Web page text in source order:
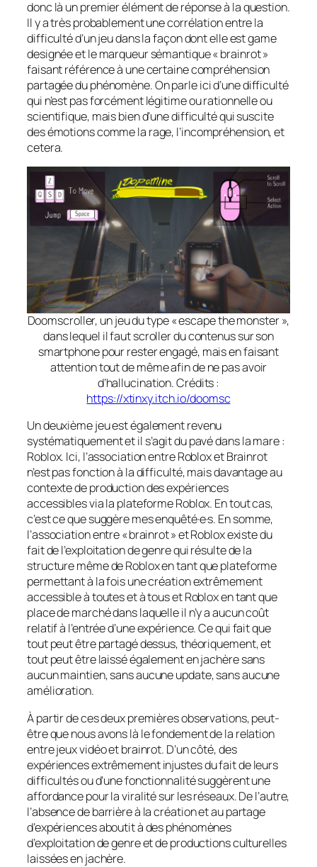
donc là un premier élément de réponse à la question.
Il y a très probablement une corrélation entre la
difficulté d’un jeu dans la façon dont elle est game
designée et le marqueur sémantique « brainrot »
faisant référence à une certaine compréhension
partagée du phénomène. On parle ici d’une difficulté
qui n’est pas forcément légitime ou rationnelle ou
scientifique, mais bien d’une difficulté qui suscite
des émotions comme la rage, l’incompréhension, et
cetera.
Doomscroller, un jeu du type « escape the monster »,
dans lequel il faut scroller du contenus sur son
smartphone pour rester engagé, mais en faisant
attention tout de même afin de ne pas avoir
d’hallucination. Crédits :
https://xtinxy.itch.io/doomsc
Un deuxième jeu est également revenu
systématiquement et il s’agit du pavé dans la mare :
Roblox. Ici, l’association entre Roblox et Brainrot
n’est pas fonction à la difficulté, mais davantage au
contexte de production des expériences
accessibles via la plateforme Roblox. En tout cas,
c’est ce que suggère mes enquêté·e·s. En somme,
l’association entre « brainrot » et Roblox existe du
fait de l’exploitation de genre qui résulte de la
structure même de Roblox en tant que plateforme
permettant à la fois une création extrêmement
accessible à toutes et à tous et Roblox en tant que
place de marché dans laquelle il n’y a aucun coût
relatif à l’entrée d’une expérience. Ce qui fait que
tout peut être partagé dessus, théoriquement, et
tout peut être laissé également en jachère sans
aucun maintien, sans aucune update, sans aucune
amélioration.
À partir de ces deux premières observations, peut-
être que nous avons là le fondement de la relation
entre jeux vidéo et brainrot. D’un côté, des
expériences extrêmement injustes du fait de leurs
difficultés ou d’une fonctionnalité suggèrent une
affordance pour la viralité sur les réseaux. De l’autre,
l’absence de barrière à la création et au partage
d’expériences aboutit à des phénomènes
d’exploitation de genre et de productions culturelles
laissées en jachère.